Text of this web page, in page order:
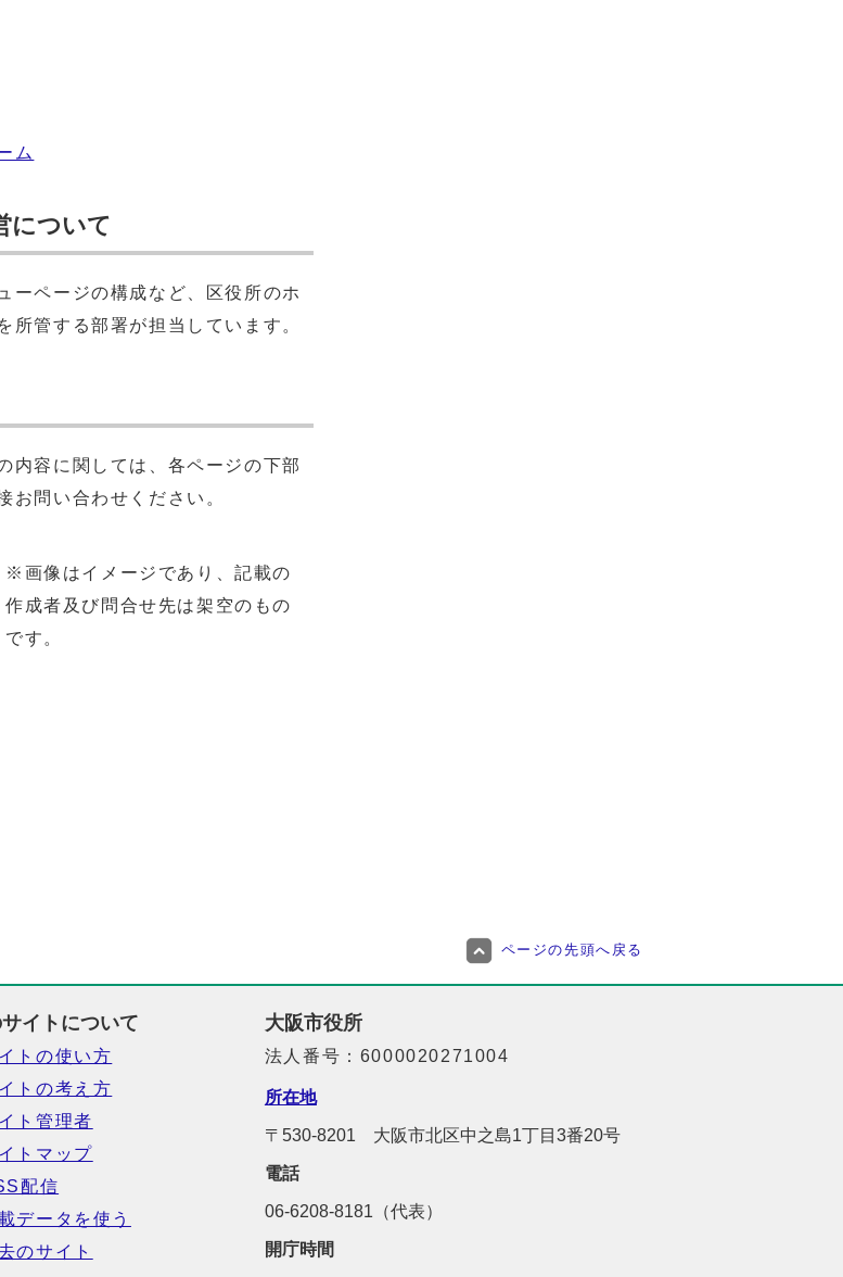
ム
について
ーページの構成など、区役所のホ
所管する部署が担当しています。
内容に関しては、各ページの下部
お問い合わせください。
※画像はイメージであり、記載の
作成者及び問合せ先は架空のもの
です。
ページの先頭へ戻る
イトについて
トの使い方
トの考え方
ト管理者
トマップ
配信
データを使う
のサイト
大阪市役所
法人番号：6000020271004
所在地
〒530-8201 大阪市北区中之島1丁目3番20号
電話
06-6208-8181（代表）
開庁時間